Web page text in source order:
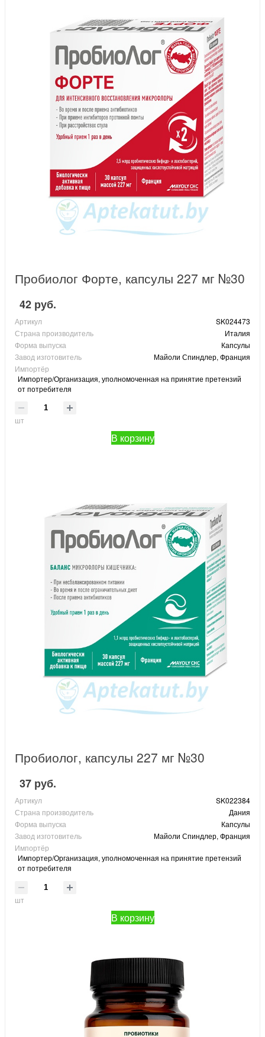
Пробиолог Форте, капсулы 227 мг №30
42 руб.
Артикул
SK024473
Страна производитель
Италия
Форма выпуска
Капсулы
Завод изготовитель
Майоли Спиндлер, Франция
Импортёр
Импортер/Организация, уполномоченная на принятие претензий
от потребителя
шт
В корзину
Пробиолог, капсулы 227 мг №30
37 руб.
Артикул
SK022384
Страна производитель
Дания
Форма выпуска
Капсулы
Завод изготовитель
Майоли Спиндлер, Франция
Импортёр
Импортер/Организация, уполномоченная на принятие претензий
от потребителя
шт
В корзину